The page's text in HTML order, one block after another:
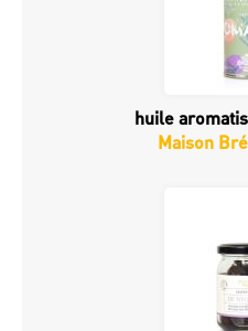
huile
Maison